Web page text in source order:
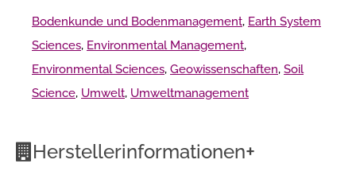
Bodenkunde und Bodenmanagement, Earth System
Sciences, Environmental Management,
Environmental Sciences, Geowissenschaften, Soil
Science, Umwelt, Umweltmanagement
Herstellerinformationen+